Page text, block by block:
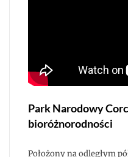
Park Narodowy
bioróżnorodności
Położony na odległym